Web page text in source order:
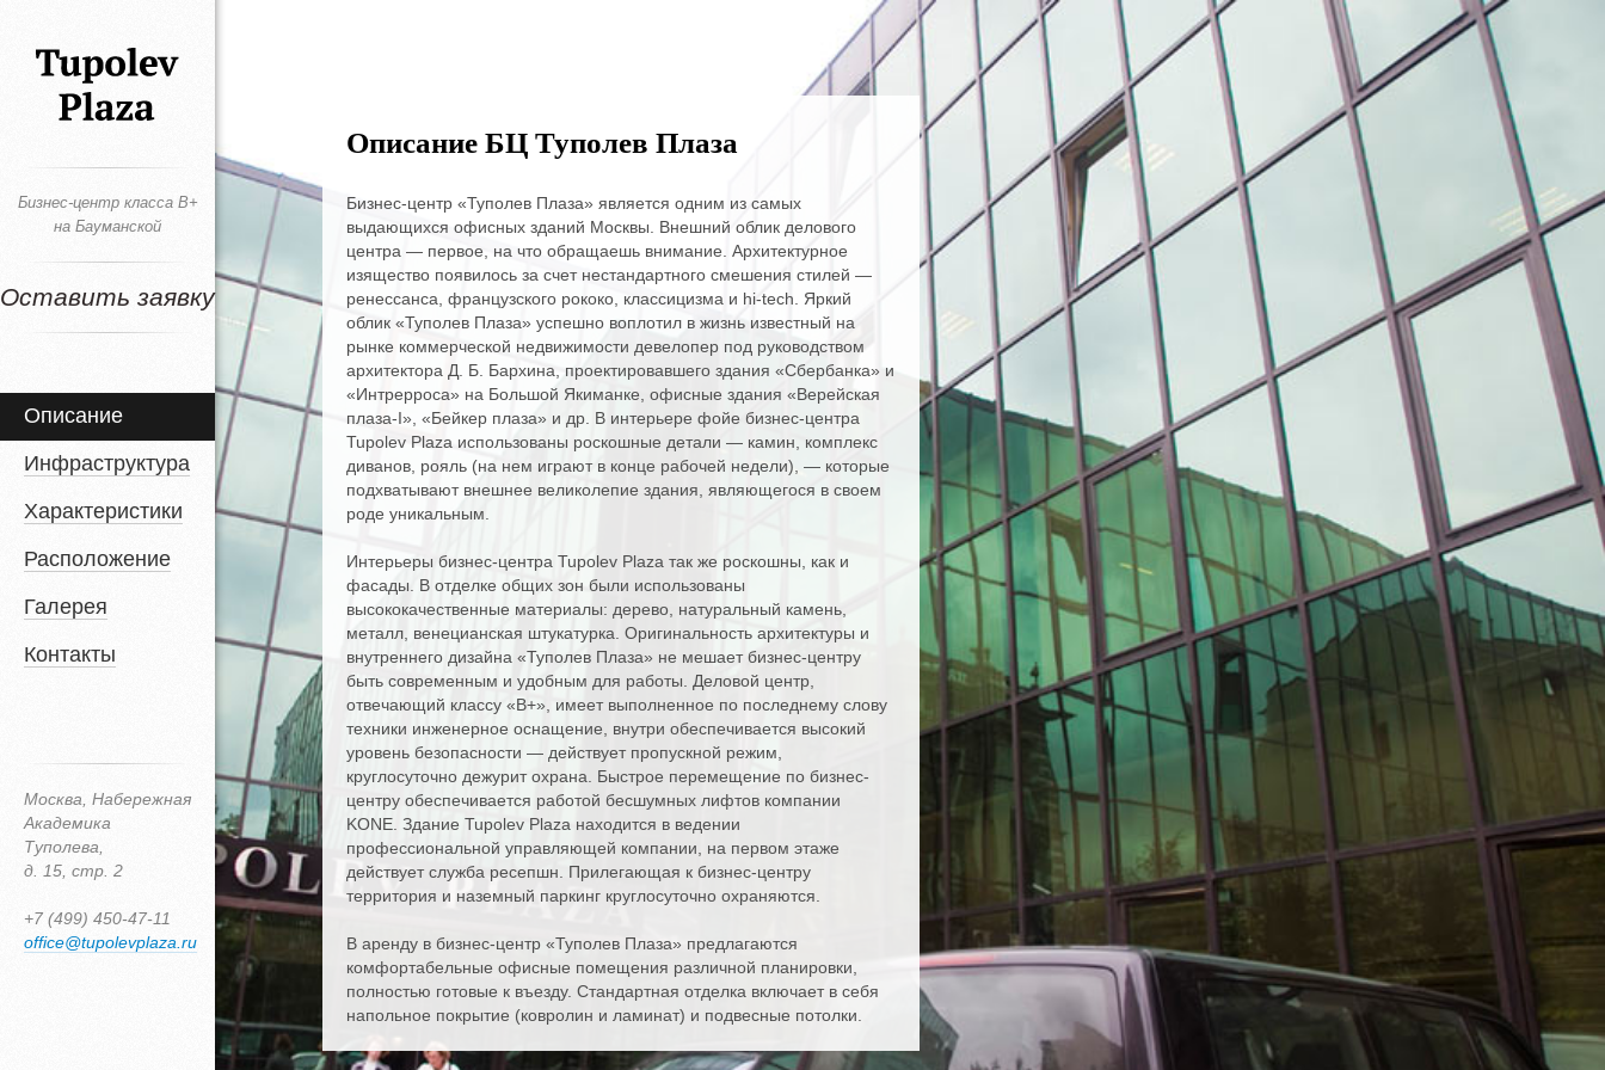
Бизнес-центр класса B+
на Бауманской
Оставить заявку
Описание
Инфраструктура
Характеристики
Расположение
Галерея
Контакты
Москва, Набережная
Академика
Туполева,
д. 15, стр. 2
+7 (499) 450-47-11
office@tupolevplaza.ru
Описание БЦ Туполев Плаза
Бизнес-центр «Туполев Плаза» является одним из самых
выдающихся офисных зданий Москвы. Внешний облик делового
центра — первое, на что обращаешь внимание. Архитектурное
изящество появилось за счет нестандартного смешения стилей —
ренессанса, французского рококо, классицизма и hi-tech. Яркий
облик «Туполев Плаза» успешно воплотил в жизнь известный на
рынке коммерческой недвижимости девелопер под руководством
архитектора Д. Б. Бархина, проектировавшего здания «Сбербанка» и
«Интрерроса» на Большой Якиманке, офисные здания «Верейская
плаза-I», «Бейкер плаза» и др. В интерьере фойе бизнес-центра
Tupolev Plaza использованы роскошные детали — камин, комплекс
диванов, рояль (на нем играют в конце рабочей недели), — которые
подхватывают внешнее великолепие здания, являющегося в своем
роде уникальным.
Интерьеры бизнес-центра Tupolev Plaza так же роскошны, как и
фасады. В отделке общих зон были использованы
высококачественные материалы: дерево, натуральный камень,
металл, венецианская штукатурка. Оригинальность архитектуры и
внутреннего дизайна «Туполев Плаза» не мешает бизнес-центру
быть современным и удобным для работы. Деловой центр,
отвечающий классу «В+», имеет выполненное по последнему слову
техники инженерное оснащение, внутри обеспечивается высокий
уровень безопасности — действует пропускной режим,
круглосуточно дежурит охрана. Быстрое перемещение по бизнес-
центру обеспечивается работой бесшумных лифтов компании
KONE. Здание Tupolev Plaza находится в ведении
профессиональной управляющей компании, на первом этаже
действует служба ресепшн. Прилегающая к бизнес-центру
территория и наземный паркинг круглосуточно охраняются.
В аренду в бизнес-центр «Туполев Плаза» предлагаются
комфортабельные офисные помещения различной планировки,
полностью готовые к въезду. Стандартная отделка включает в себя
напольное покрытие (ковролин и ламинат) и подвесные потолки.